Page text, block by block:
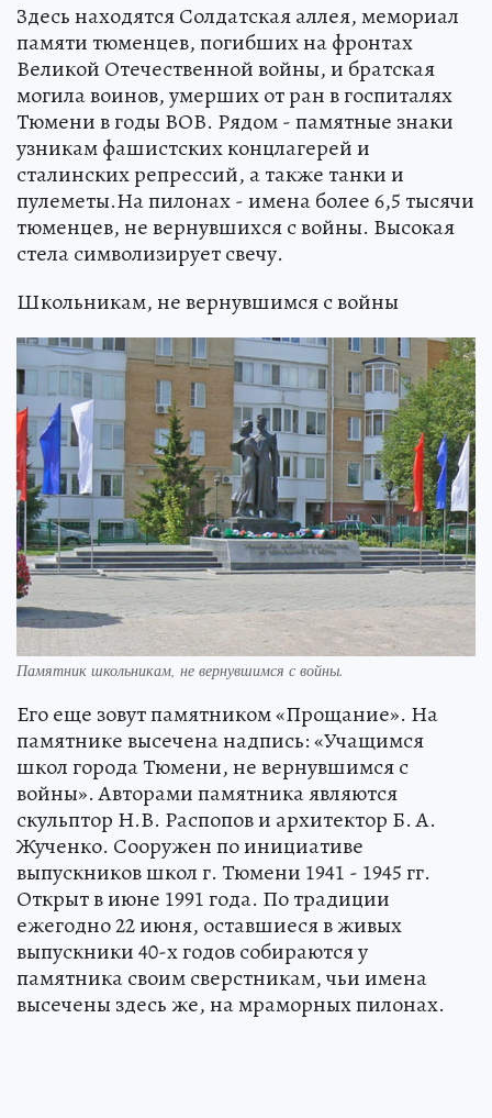
Здесь находятся Солдатская аллея, мемориал
памяти тюменцев, погибших на фронтах
Великой Отечественной войны, и братская
могила воинов, умерших от ран в госпиталях
Тюмени в годы ВОВ. Рядом - памятные знаки
узникам фашистских концлагерей и
сталинских репрессий, а также танки и
пулеметы.На пилонах - имена более 6,5 тысячи
тюменцев, не вернувшихся с войны. Высокая
стела символизирует свечу.
Школьникам, не вернувшимся с войны
Памятник школьникам, не вернувшимся с войны.
Его еще зовут памятником «Прощание». На
памятнике высечена надпись: «Учащимся
школ города Тюмени, не вернувшимся с
войны». Авторами памятника являются
скульптор Н.В. Распопов и архитектор Б. А.
Жученко. Сооружен по инициативе
выпускников школ г. Тюмени 1941 - 1945 гг.
Открыт в июне 1991 года. По традиции
ежегодно 22 июня, оставшиеся в живых
выпускники 40-х годов собираются у
памятника своим сверстникам, чьи имена
высечены здесь же, на мраморных пилонах.